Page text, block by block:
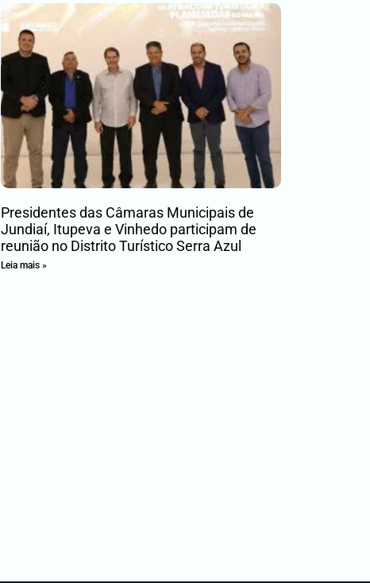
Presidentes das Câmaras Municipais de
Jundiaí, Itupeva e Vinhedo participam de
reunião no Distrito Turístico Serra Azul
Leia mais »